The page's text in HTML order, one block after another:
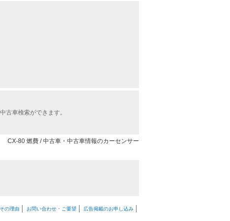
古車検索ができます。
CX-80 燃費 / 中古車・中古車情報のカーセンサー
の理由 お問い合わせ・ご要望 広告掲載のお申し込み